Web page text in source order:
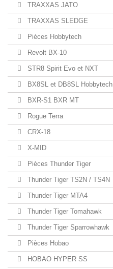
TRAXXAS JATO
TRAXXAS SLEDGE
Pièces Hobbytech
Revolt BX-10
STR8 Spirit Evo et NXT
BX8SL et DB8SL Hobbytech
BXR-S1 BXR MT
Rogue Terra
CRX-18
X-MID
Pièces Thunder Tiger
Thunder Tiger TS2N / TS4N
Thunder Tiger MTA4
Thunder Tiger Tomahawk
Thunder Tiger Sparrowhawk
Pièces Hobao
HOBAO HYPER SS